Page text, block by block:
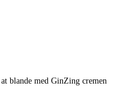
blande med GinZing cremen